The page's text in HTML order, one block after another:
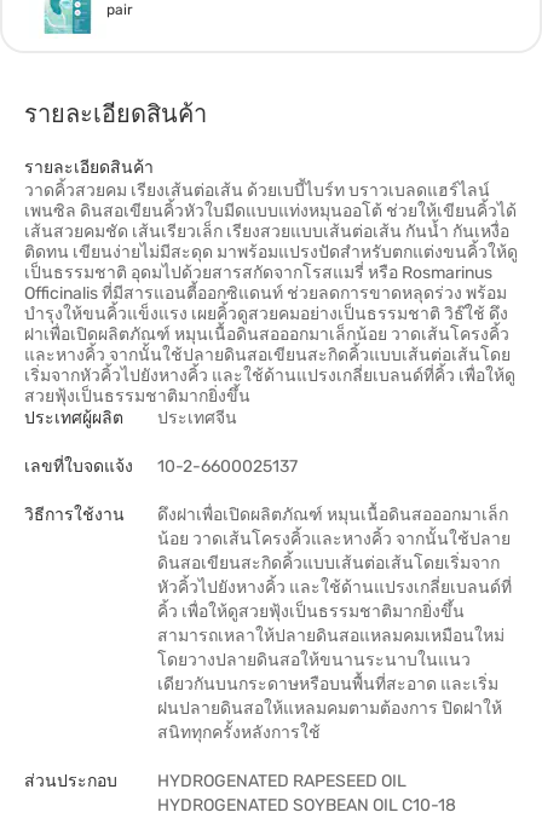
pair
รายละเอียดสินค้า
รายละเอียดสินค้า
วาดคิ้วสวยคม เรียงเส้นต่อเส้น ด้วยเบบี้ไบร์ท บราวเบลดแฮร์ไลน์
เพนซิล ดินสอเขียนคิ้วหัวใบมีดแบบแท่งหมุนออโต้ ช่วยให้เขียนคิ้วได้
เส้นสวยคมชัด เส้นเรียวเล็ก เรียงสวยแบบเส้นต่อเส้น กันน้ำ กันเหงื่อ
ติดทน เขียนง่ายไม่มีสะดุด มาพร้อมแปรงปัดสำหรับตกแต่งขนคิ้วให้ดู
เป็นธรรมชาติ อุดมไปด้วยสารสกัดจากโรสแมรี่ หรือ Rosmarinus
Officinalis ที่มีสารแอนตี้ออกซิแดนท์ ช่วยลดการขาดหลุดร่วง พร้อม
บำรุงให้ขนคิ้วแข็งแรง เผยคิ้วดูสวยคมอย่างเป็นธรรมชาติ วิธ๊ใช้ ดึง
ฝาเพื่อเปิดผลิตภัณฑ์ หมุนเนื้อดินสอออกมาเล็กน้อย วาดเส้นโครงคิ้ว
และหางคิ้ว จากนั้นใช้ปลายดินสอเขียนสะกิดคิ้วแบบเส้นต่อเส้นโดย
เริ่มจากหัวคิ้วไปยังหางคิ้ว และใช้ด้านแปรงเกลี่ยเบลนด์ที่คิ้ว เพื่อให้ดู
สวยฟุ้งเป็นธรรมชาติมากยิ่งขึ้น
ประเทศผู้ผลิต
ประเทศจีน
เลขที่ใบจดแจ้ง 10-2-6600025137
วิธีการใช้งาน
ดึงฝาเพื่อเปิดผลิตภัณฑ์ หมุนเนื้อดินสอออกมาเล็ก
น้อย วาดเส้นโครงคิ้วและหางคิ้ว จากนั้นใช้ปลาย
ดินสอเขียนสะกิดคิ้วแบบเส้นต่อเส้นโดยเริ่มจาก
หัวคิ้วไปยังหางคิ้ว และใช้ด้านแปรงเกลี่ยเบลนด์ที่
คิ้ว เพื่อให้ดูสวยฟุ้งเป็นธรรมชาติมากยิ่งขึ้น
สามารถเหลาให้ปลายดินสอแหลมคมเหมือนใหม่
โดยวางปลายดินสอให้ขนานระนาบในแนว
เดียวกันบนกระดาษหรือบนพื้นที่สะอาด และเริ่ม
ฝนปลายดินสอให้แหลมคมตามต้องการ ปิดฝาให้
สนิททุกครั้งหลังการใช้
ส่วนประกอบ
HYDROGENATED RAPESEED OIL
HYDROGENATED SOYBEAN OIL C10-18